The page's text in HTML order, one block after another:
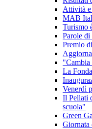
Attività e
MAB
Turismo
Parole di
Premio
"Cambia
La
Venerdì
Il Pellati
scuola"
Green
Giornata